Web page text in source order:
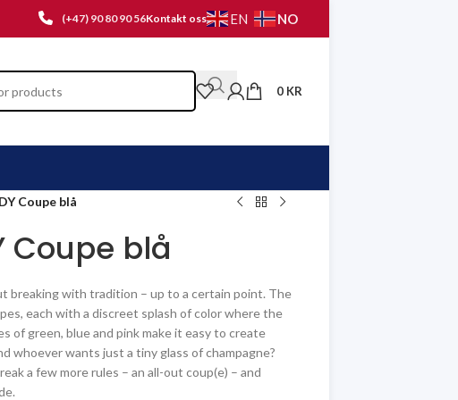
(+47) 90 80 90 56Kontakt oss EN NO
0 KR
Coupe blå
Coupe blå
breaking with tradition – up to a certain point. The
each with a discreet splash of color where the
of green, blue and pink make it easy to create
whoever wants just a tiny glass of champagne?
a few more rules – an all-out coup(e) – and